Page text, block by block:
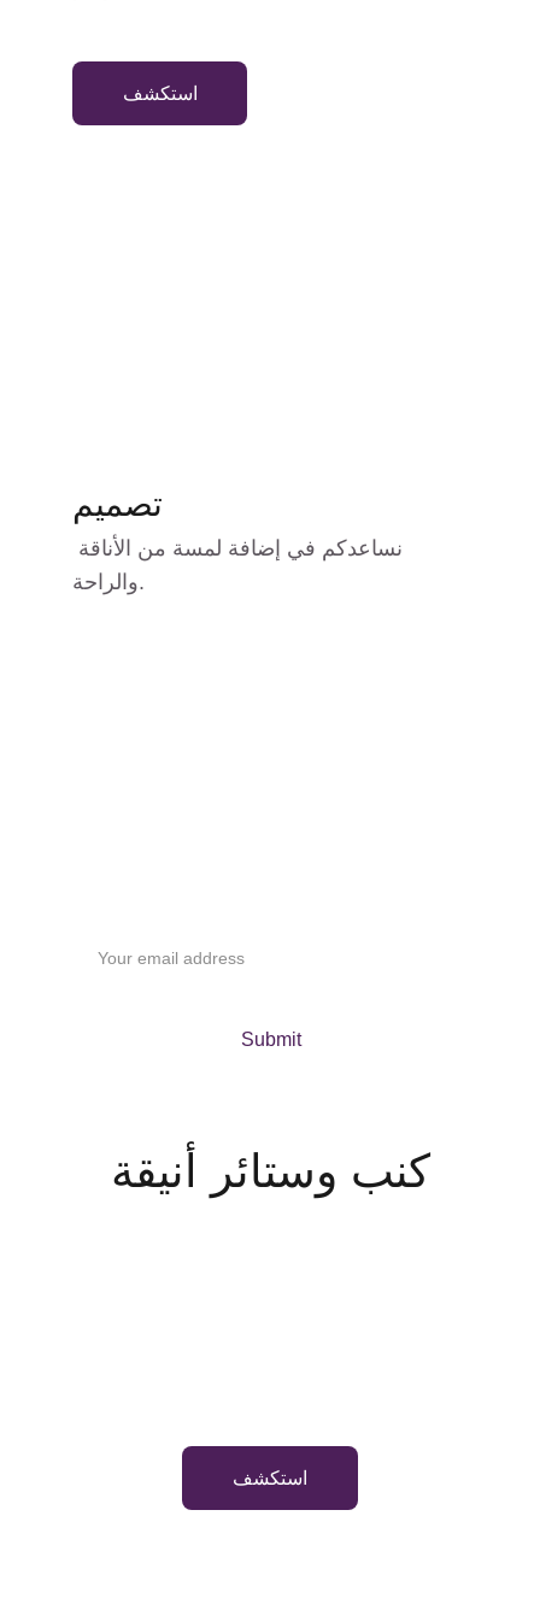
استكشف
تصميم
نساعدكم في إضافة لمسة من الأناقة
والراحة.
Submit
كنب وستائر أنيقة
استكشف